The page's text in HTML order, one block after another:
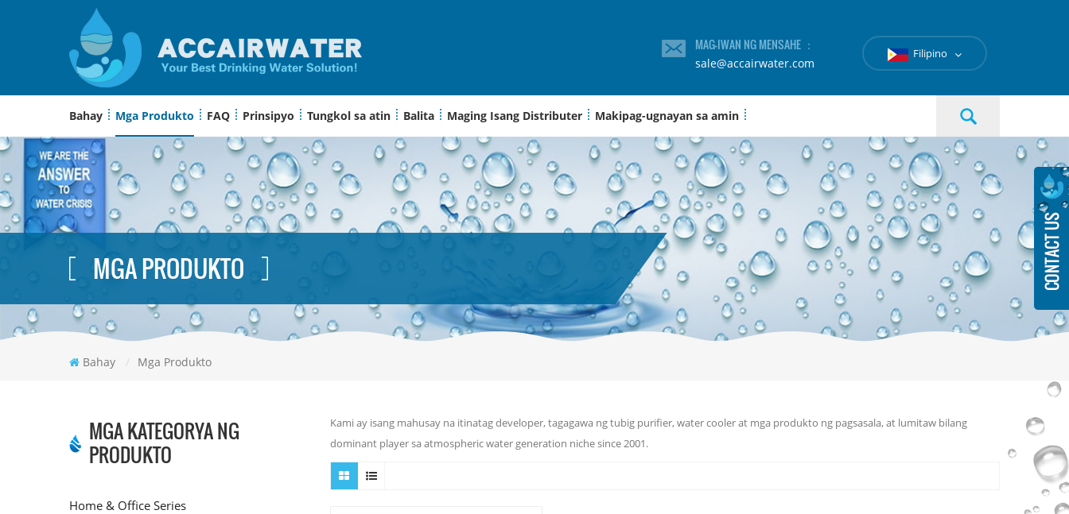
MAG-IWAN NG MENSAHE ：
sale@accairwater.com
Filipino
Bahay Mga Produkto FAQ Prinsipyo Tungkol sa atin Balita Maging Isang Distributer Makipag-ugnayan sa amin
MGA PRODUKTO
Bahay / Mga Produkto
MGA KATEGORYA NG
PRODUKTO
Home & Office Series
Kami ay isang mahusay na itinatag developer, tagagawa ng tubig purifier, water cooler at mga produkto ng pagsasala, at lumitaw bilang
dominant player sa atmospheric water generation niche since 2001.